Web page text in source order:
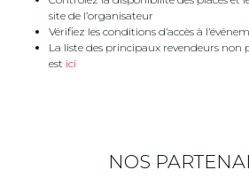
site de l’organisateur
Vérifiez les conditions d’accès à
La liste des principaux revendeurs non
est ici
NOS